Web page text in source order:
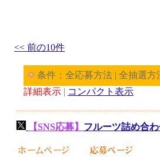
<< 前の10件
条件：全応募方法 | 全抽選
詳細表示 | コンパクト表示
【SNS応募】 フルーツ詰め合